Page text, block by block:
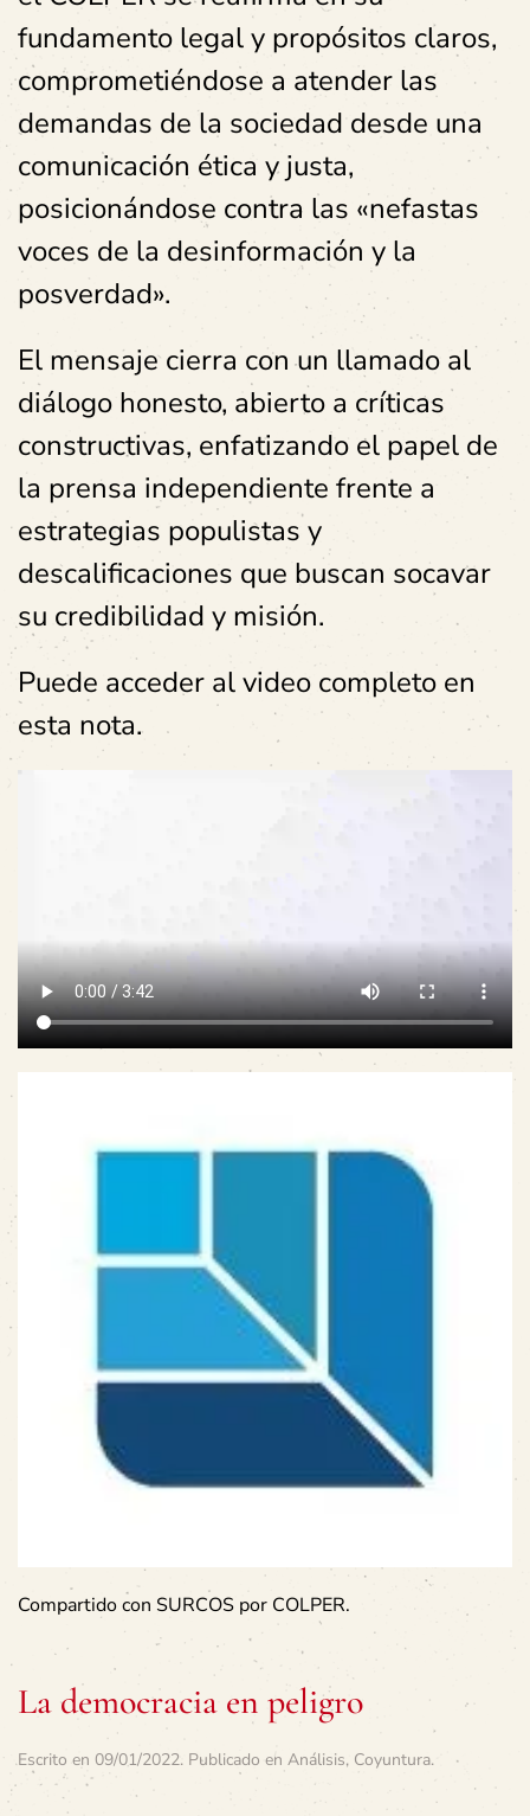
fundamento legal y propósitos claros,
comprometiéndose a atender las
demandas de la sociedad desde una
comunicación ética y justa,
posicionándose contra las «nefastas
voces de la desinformación y la
posverdad».
El mensaje cierra con un llamado al
diálogo honesto, abierto a críticas
constructivas, enfatizando el papel de
la prensa independiente frente a
estrategias populistas y
descalificaciones que buscan socavar
su credibilidad y misión.
Puede acceder al video completo en
esta nota.
Compartido con SURCOS por COLPER.
La democracia en peligro
Escrito en 09/01/2022. Publicado en Análisis, Coyuntura.